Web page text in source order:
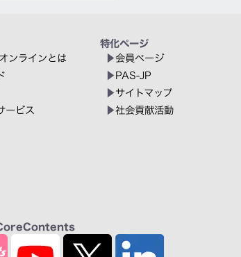
ンラインとは
ービス
特化ページ
会員ページ
PAS-JP
サイトマップ
社会貢献活動